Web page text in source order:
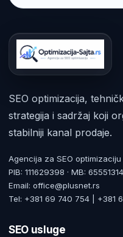
SEO optimizacija,
strategija i sadržaj koji
stabilniji kanal prodaje.
Agencija za SEO optimizaciju
PIB: 111629398 · MB: 65551314
Email: office@plusnet.rs
Tel: +381 69 740 754 | +381
SEO usluge